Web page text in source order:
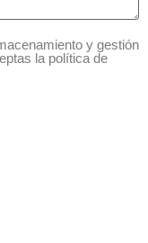
y gestión
la política de